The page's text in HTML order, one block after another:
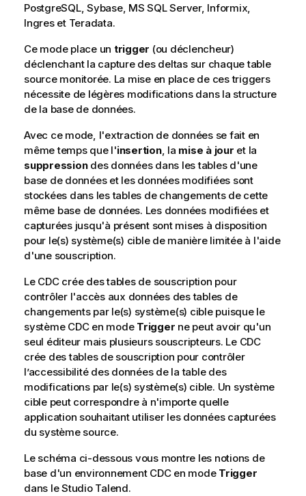
PostgreSQL, Sybase, MS SQL Server, Informix,
Ingres et Teradata.
Ce mode place un trigger (ou déclencheur)
déclenchant la capture des deltas sur chaque table
source monitorée. La mise en place de ces triggers
nécessite de légères modifications dans la structure
de la base de données.
Avec ce mode, l'extraction de données se fait en
même temps que l'insertion, la mise à jour et la
suppressiondes données dans les tables d'une
base de données et les données modifiées sont
stockées dans les tables de changements de cette
même base de données. Les données modifiées et
capturées jusqu'à présent sont mises à disposition
pour le(s) système(s) cible de manière limitée à l'aide
d'une souscription.
Le CDC crée des tables de souscription pour
contrôler l'accès aux données des tables de
changements par le(s) système(s) cible puisque le
système CDC en mode Trigger ne peut avoir qu'un
seul éditeur mais plusieurs souscripteurs. Le CDC
crée des tables de souscription pour contrôler
l’accessibilité des données de la table des
modifications par le(s) système(s) cible. Un système
cible peut correspondre à n'importe quelle
application souhaitant utiliser les données capturées
du système source.
Le schéma ci-dessous vous montre les notions de
base d'un environnement CDC en mode Trigger
dans leStudio Talend.